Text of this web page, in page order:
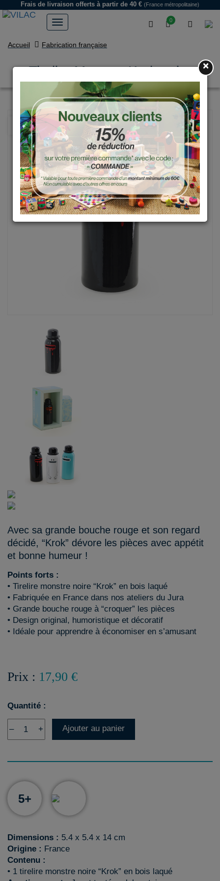
0
Frais de livraison offerts à partir de 40 € (France métropolitaine)
Accueil Fabrication française
Tirelire Monstre Krok noire
NOUVEAU
Avec sa grande bouche rouge et son regard
décidé, “Krok” dévore les pièces avec appétit
et bonne humeur !
Points forts :
• Tirelire monstre noire “Krok” en bois laqué
• Fabriquée en France dans nos ateliers du Jura
• Grande bouche rouge à “croquer” les pièces
• Design original, humoristique et décoratif
• Idéale pour apprendre à économiser en s’amusant
Prix : 17,90 €
Quantité :
– + Ajouter au panier
5+
Dimensions : 5.4 x 5.4 x 14 cm
Origine : France
Contenu :
• 1 tirelire monstre noire “Krok” en bois laqué
×